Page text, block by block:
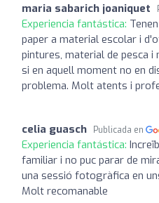
maria sabarich joaniquet
Experiencia fantástica:
paper a material escolar i
pintures, material de pesca i
si en aquell moment no en
problema. Molt atents i
celia guasch Publicada en
Experiencia fantástica:
familiar i no puc parar de
una sessió fotogràfica en
Molt recomanable